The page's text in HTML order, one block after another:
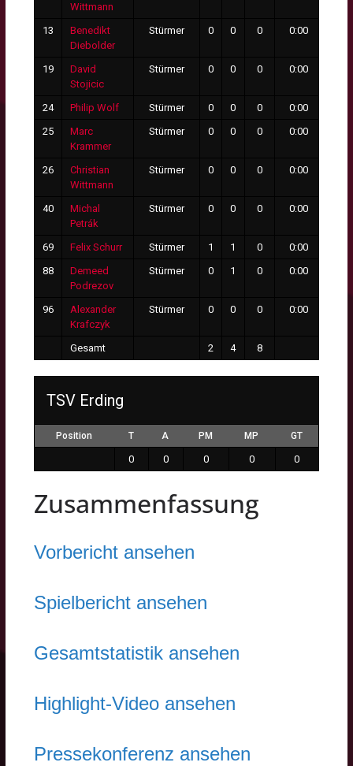
Wittmann
13
Benedikt
Diebolder
Stürmer 0 0 0 0:00
19
David
Stojicic
Stürmer 0 0 0 0:00
24 Philip Wolf Stürmer 0 0 0 0:00
25
Marc
Krammer
Stürmer 0 0 0 0:00
26
Christian
Wittmann
Stürmer 0 0 0 0:00
40
Michal
Petrák
Stürmer 0 0 0 0:00
69 Felix Schurr Stürmer 1 1 0 0:00
88
Demeed
Podrezov
Stürmer 0 1 0 0:00
96
Alexander
Krafczyk
Stürmer 0 0 0 0:00
Gesamt 2 4 8
TSV Erding
Position T A PM MP GT
0 0 0 0 0
Zusammenfassung
Vorbericht ansehen
Spielbericht ansehen
Gesamtstatistik ansehen
Highlight-Video ansehen
Pressekonferenz ansehen